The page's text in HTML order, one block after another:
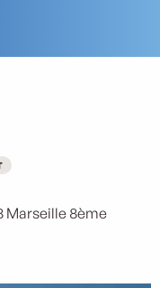
Marseille 8ème